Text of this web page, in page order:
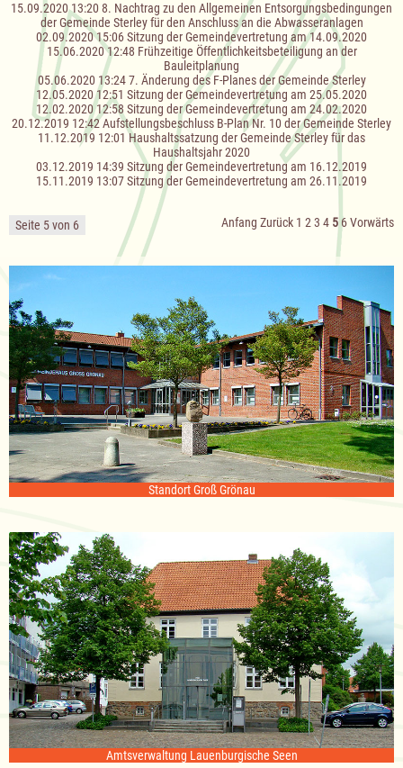
15.09.2020 13:20 8. Nachtrag zu den Allgemeinen Entsorgungsbedingungen
der Gemeinde Sterley für den Anschluss an die Abwasseranlagen
02.09.2020 15:06Sitzung der Gemeindevertretung am 14.09.2020
15.06.2020 12:48 Frühzeitige Öffentlichkeitsbeteiligung an der
Bauleitplanung
05.06.2020 13:24 7. Änderung des F-Planes der Gemeinde Sterley
12.05.2020 12:51 Sitzung der Gemeindevertretung am 25.05.2020
12.02.2020 12:58 Sitzung der Gemeindevertretung am 24.02.2020
20.12.2019 12:42Aufstellungsbeschluss B-Plan Nr. 10 der Gemeinde Sterley
11.12.2019 12:01 Haushaltssatzung der Gemeinde Sterley für das
Haushaltsjahr 2020
03.12.2019 14:39 Sitzung der Gemeindevertretung am 16.12.2019
15.11.2019 13:07Sitzung der Gemeindevertretung am 26.11.2019
Seite 5 von 6 Anfang Zurück 1 2 3 4 5 6Vorwärts
Standort Groß Grönau
Amtsverwaltung Lauenburgische Seen